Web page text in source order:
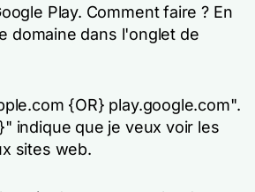
Play. Comment faire ? En
domaine dans l'onglet de
{OR} play.google.com".
indique que je veux voir les
sites web.